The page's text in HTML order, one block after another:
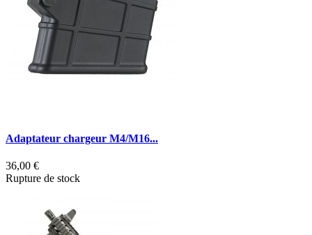
Adaptateur chargeur M4/M16...
36,00 €
Rupture de stock